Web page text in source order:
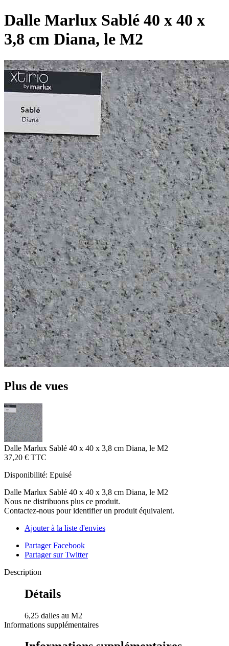
Dalle Marlux Sablé 40 x 40 x
3,8 cm Diana, le M2
Plus de vues
Dalle Marlux Sablé 40 x 40 x 3,8 cm Diana, le M2
37,20 € TTC
Disponibilité: Epuisé
Dalle Marlux Sablé 40 x 40 x 3,8 cm Diana, le M2
Nous ne distribuons plus ce produit.
Contactez-nous pour identifier un produit équivalent.
Ajouter à la liste d'envies
Partager Facebook
Partager sur Twitter
Description
Détails
6,25 dalles au M2
Informations supplémentaires